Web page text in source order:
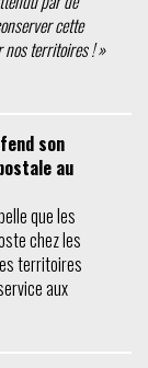
cette
territoires ! »
son
au
que les
chez les
territoires
aux